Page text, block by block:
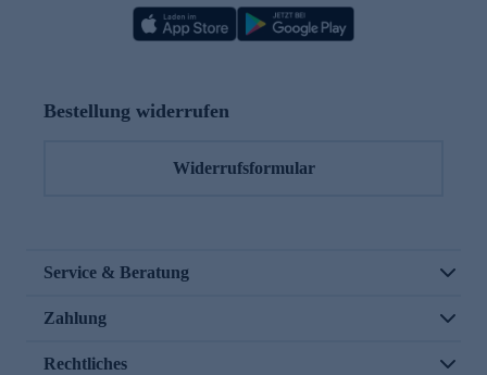
Bestellung widerrufen
Widerrufsformular
Service & Beratung
Zahlung
Rechtliches